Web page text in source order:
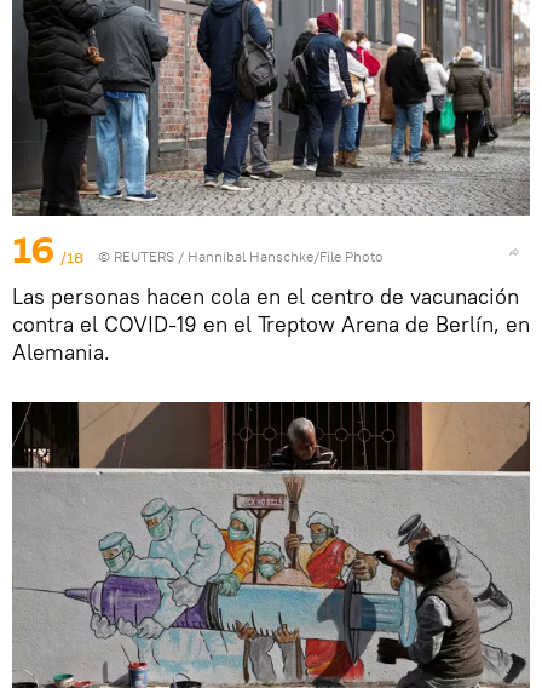
16 /18 © REUTERS / Hannibal Hanschke/File Photo
Las personas hacen cola en el centro de vacunación
contra el COVID-19 en el Treptow Arena de Berlín, en
Alemania.